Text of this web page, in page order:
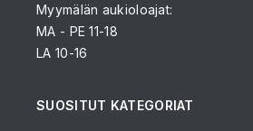
Myymälän aukioloajat:
MA - PE 11-18
LA 10-16
SUOSITUT KATEGORIAT